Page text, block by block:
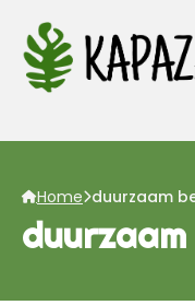
Home duurzaam